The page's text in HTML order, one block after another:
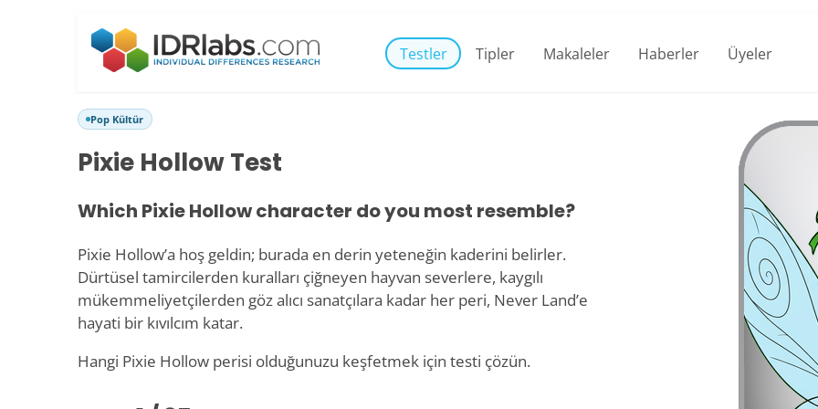
Testler Tipler Makaleler Haberler Üyeler
Pop Kültür
Pixie Hollow Test
Which Pixie Hollow character do you most resemble?
Pixie Hollow’a hoş geldin; burada en derin yeteneğin kaderini belirler.
Dürtüsel tamircilerden kuralları çiğneyen hayvan severlere, kaygılı
mükemmeliyetçilerden göz alıcı sanatçılara kadar her peri, Never Land’e
hayati bir kıvılcım katar.
Hangi Pixie Hollow perisi olduğunuzu keşfetmek için testi çözün.